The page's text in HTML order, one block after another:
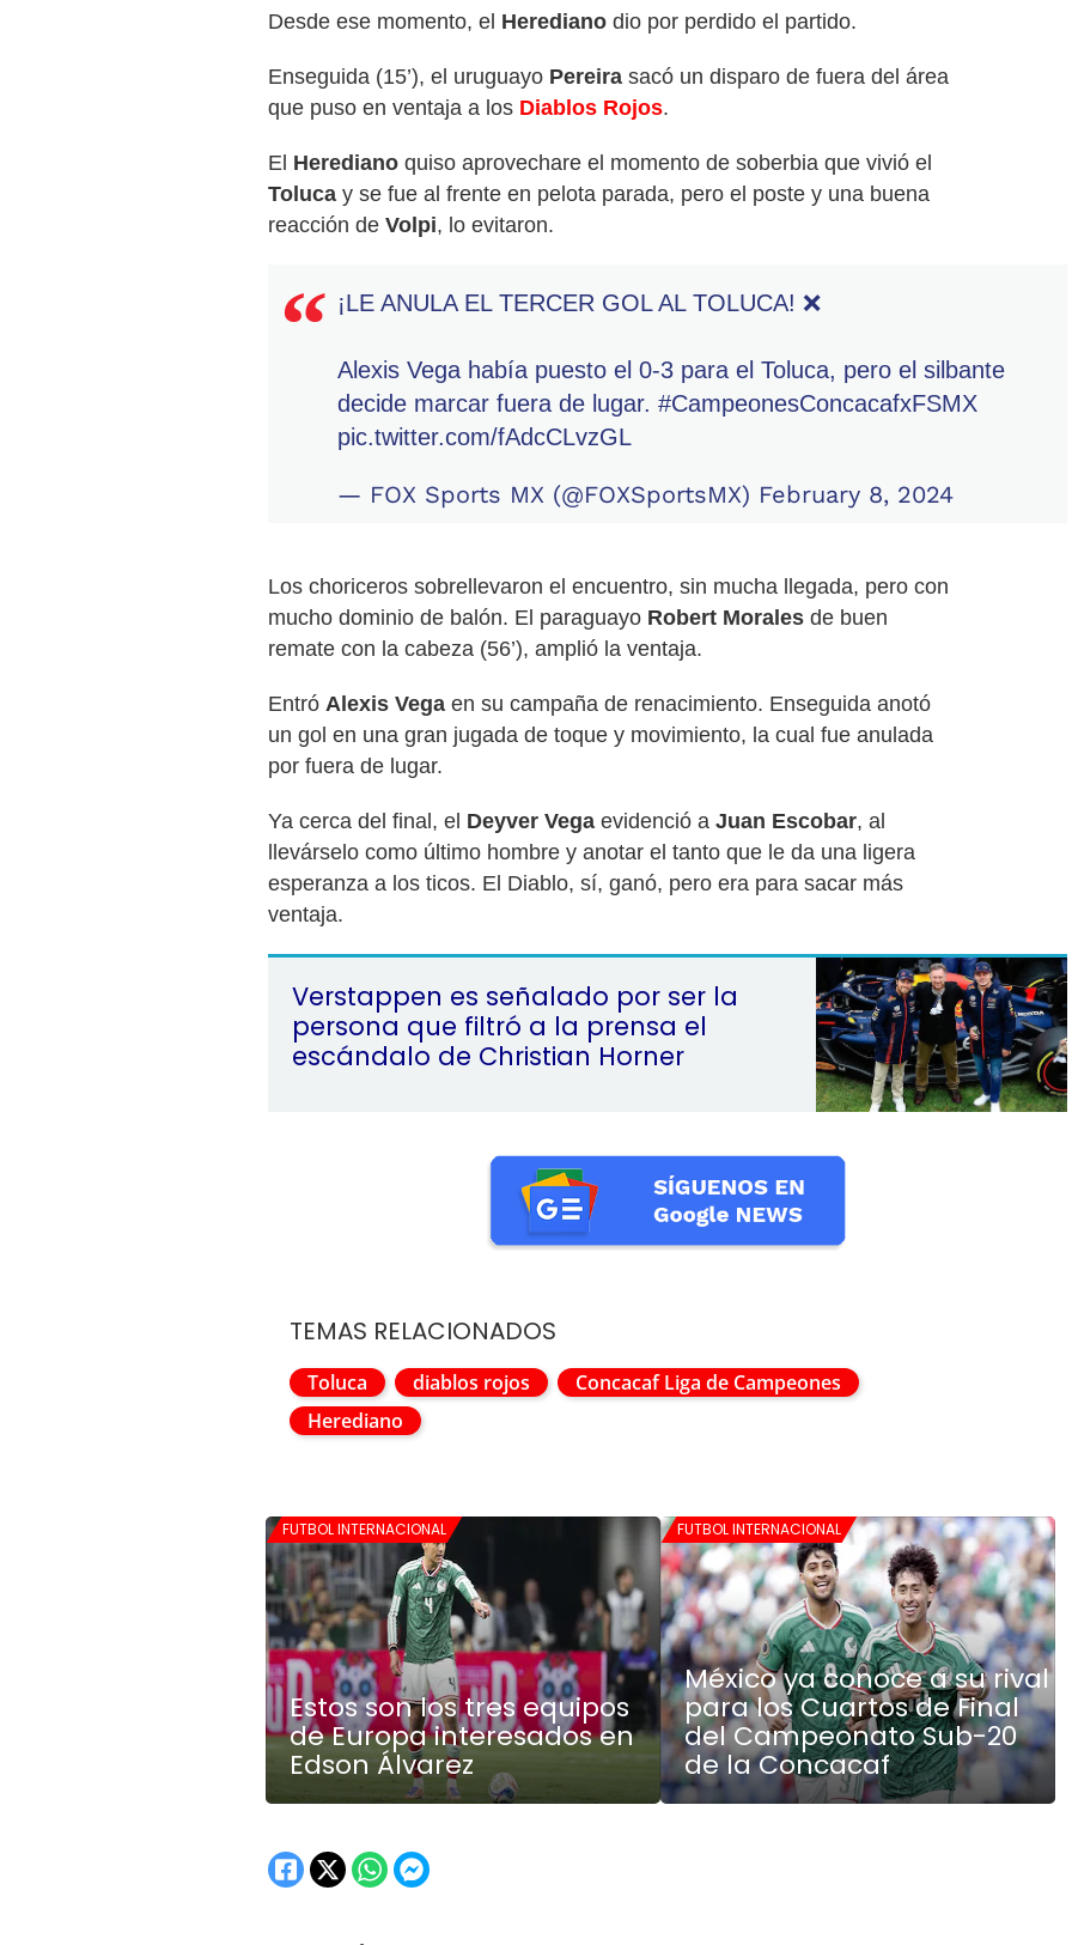
Desde ese momento, el Herediano dio por perdido el partido.
Enseguida (15’), el uruguayo Pereira sacó un disparo de fuera del área
que puso en ventaja a los Diablos Rojos.
El Herediano quiso aprovechare el momento de soberbia que vivió el
Toluca y se fue al frente en pelota parada, pero el poste y una buena
reacción de Volpi, lo evitaron.
¡LE ANULA EL TERCER GOL AL TOLUCA! ❌
Alexis Vega había puesto el 0-3 para el Toluca, pero el silbante
decide marcar fuera de lugar. #CampeonesConcacafxFSMX
pic.twitter.com/fAdcCLvzGL
— FOX Sports MX (@FOXSportsMX) February 8, 2024
Los choriceros sobrellevaron el encuentro, sin mucha llegada, pero con
mucho dominio de balón. El paraguayo Robert Morales de buen
remate con la cabeza (56’), amplió la ventaja.
Entró Alexis Vega en su campaña de renacimiento. Enseguida anotó
un gol en una gran jugada de toque y movimiento, la cual fue anulada
por fuera de lugar.
Ya cerca del final, el Deyver Vega evidenció a Juan Escobar, al
llevárselo como último hombre y anotar el tanto que le da una ligera
esperanza a los ticos. El Diablo, sí, ganó, pero era para sacar más
ventaja.
Verstappen es señalado por ser la
persona que filtró a la prensa el
escándalo de Christian Horner
TEMAS RELACIONADOS
Toluca diablos rojos
Concacaf Liga de Campeones
Herediano
FUTBOL INTERNACIONAL
Estos son los tres equipos
de Europa interesados en
Edson Álvarez
FUTBOL INTERNACIONAL
México ya conoce a su rival
para los Cuartos de Final
del Campeonato Sub-20
de la Concacaf